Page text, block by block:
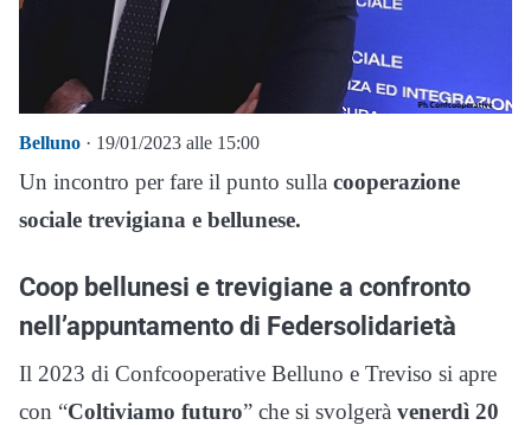
Belluno · 19/01/2023 alle 15:00
Un incontro per fare il punto sulla cooperazione
sociale trevigiana e bellunese.
Coop bellunesi e trevigiane a confronto
nell’appuntamento di Federsolidarietà
Il 2023 di Confcooperative Belluno e Treviso si apre
con “Coltiviamo futuro” che si svolgerà venerdì 20